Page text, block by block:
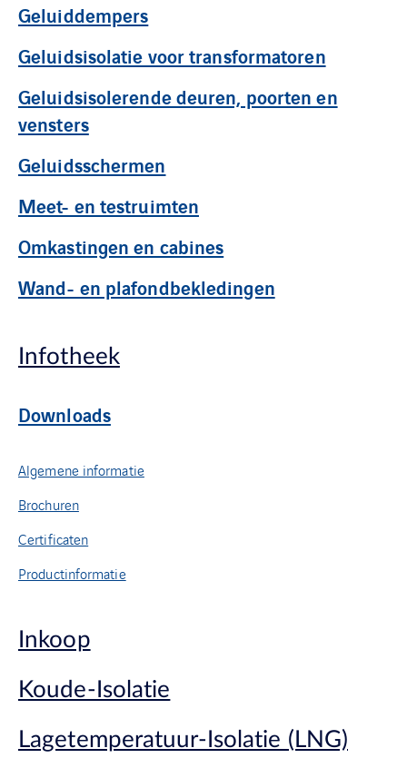
Geluiddempers
Geluidsisolatie voor transformatoren
Geluidsisolerende deuren, poorten en
vensters
Geluidsschermen
Meet- en testruimten
Omkastingen en cabines
Wand- en plafondbekledingen
Infotheek
Downloads
Algemene informatie
Brochuren
Certificaten
Productinformatie
Inkoop
Koude-Isolatie
Lagetemperatuur-Isolatie (LNG)